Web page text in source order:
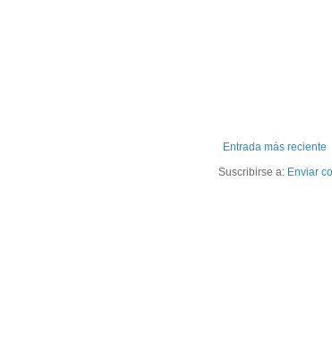
Entrada más reciente
Suscribirse a: Enviar